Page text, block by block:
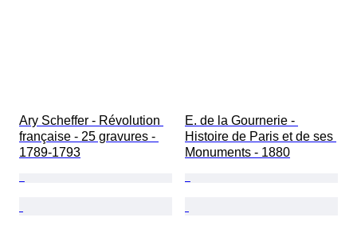
Ary Scheffer - Révolution
française - 25 gravures -
1789-1793
E. de la Gournerie -
Histoire de Paris et de ses
Monuments - 1880